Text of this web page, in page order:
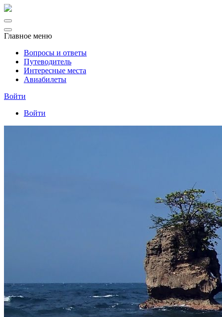
Главное меню
Вопросы и ответы
Путеводитель
Интересные места
Авиабилеты
Войти
Войти